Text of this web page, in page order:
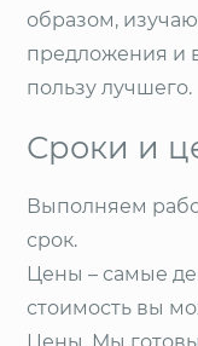
образом,
предложения и
пользу лучшего.
Сроки и
Выполняем
срок.
Цены – самые
стоимость вы